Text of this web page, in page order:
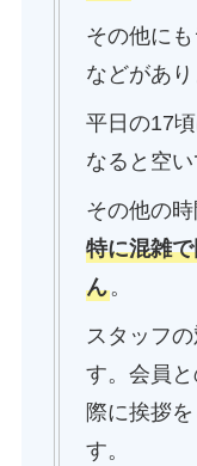
その他に
などがあり
平日の17
なると空い
その他の
特に混雑
ん。
スタッフ
す。会員
際に挨拶
す。